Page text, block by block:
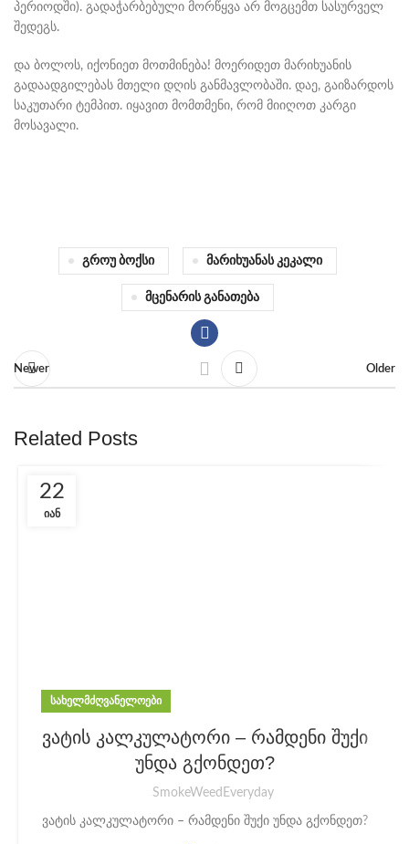
პერიოდში). გადაჭარბებული მორწყვა არ მოგცემთ სასურველ
შედეგს.
და ბოლოს, იქონიეთ მოთმინება! მოერიდეთ მარიხუანის
გადაადგილებას მთელი დღის განმავლობაში. დაე, გაიზარდოს
საკუთარი ტემპით. იყავით მომთმენი, რომ მიიღოთ კარგი
მოსავალი.
Გროუ Ბოქსი Მარიხუანას Კეკალი
Მცენარის Განათება
Newer Older
Related Posts
22
ᲘᲐᲜ
ᲡᲐᲮᲔᲚᲛᲫᲦᲕᲐᲜᲔᲚᲝᲔᲑᲘ
ვატის კალკულატორი – რამდენი შუქი
უნდა გქონდეთ?
SmokeWeedEveryday
ვატის კალკულატორი – რამდენი შუქი უნდა გქონდეთ?